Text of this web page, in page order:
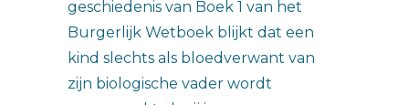
geschiedenis van Boek 1 van het
Burgerlijk Wetboek blijkt dat een
kind slechts als bloedverwant van
zijn biologische vader wordt